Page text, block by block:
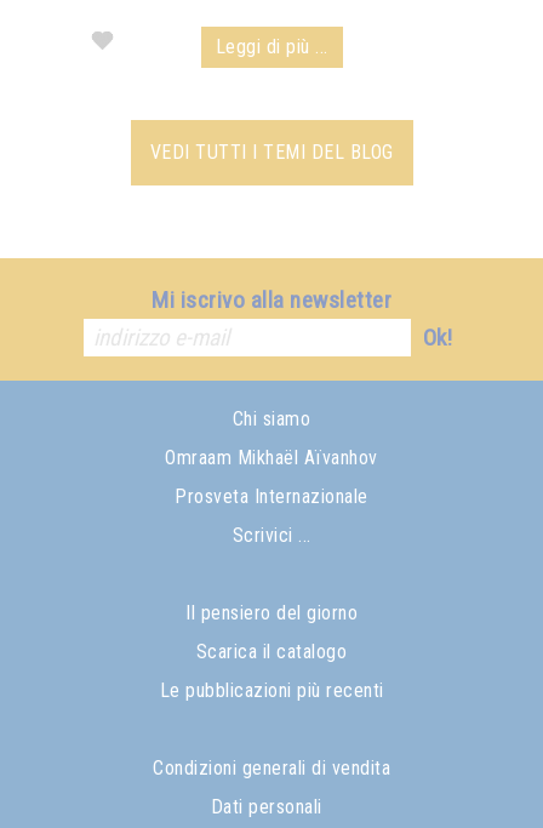
Leggi di più ...
VEDI TUTTI I TEMI DEL BLOG
Mi iscrivo alla newsletter
Ok!
Chi siamo
Omraam Mikhaël Aïvanhov
Prosveta Internazionale
Scrivici ...
Il pensiero del giorno
Scarica il catalogo
Le pubblicazioni più recenti
Condizioni generali di vendita
Dati personali